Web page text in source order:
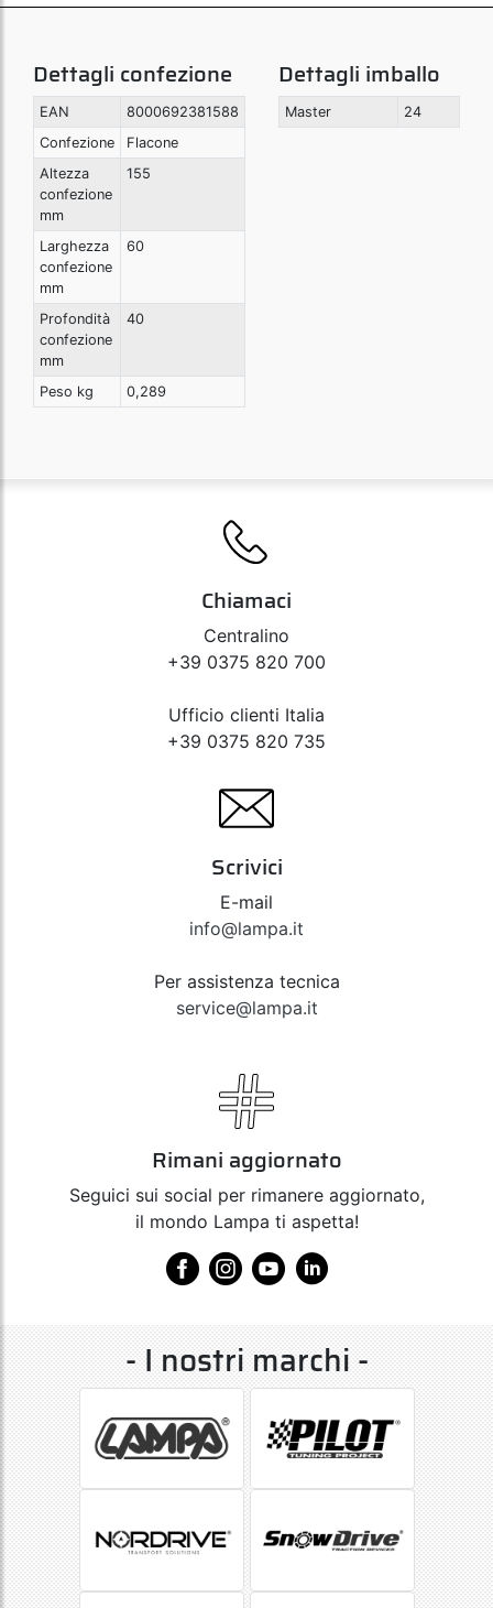
Dettagli confezione
EAN
8000692381588
Confezione
Flacone
Altezza
confezione
mm
155
Larghezza
confezione
mm
60
Profondità
confezione
mm
40
Peso kg 0,289
Dettagli imballo
Master 24
Chiamaci
Centralino
+39 0375 820 700
Ufficio clienti Italia
+39 0375 820 735
Scrivici
E-mail
info@lampa.it
Per assistenza tecnica
service@lampa.it
Rimani aggiornato
Seguici sui social per rimanere aggiornato,
il mondo Lampa ti aspetta!
- I nostri marchi -